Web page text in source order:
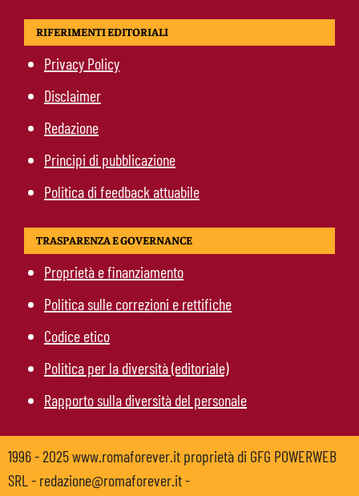
RIFERIMENTI EDITORIALI
Privacy Policy
Disclaimer
Redazione
Principi di pubblicazione
Politica di feedback attuabile
TRASPARENZA E GOVERNANCE
Proprietà e finanziamento
Politica sulle correzioni e rettifiche
Codice etico
Politica per la diversità (editoriale)
Rapporto sulla diversità del personale
1996 - 2025 www.romaforever.it proprietà di GFG POWERWEB
SRL - redazione@romaforever.it -